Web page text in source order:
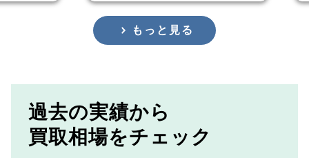
もっと見る
過去の実績から
買取相場をチェック